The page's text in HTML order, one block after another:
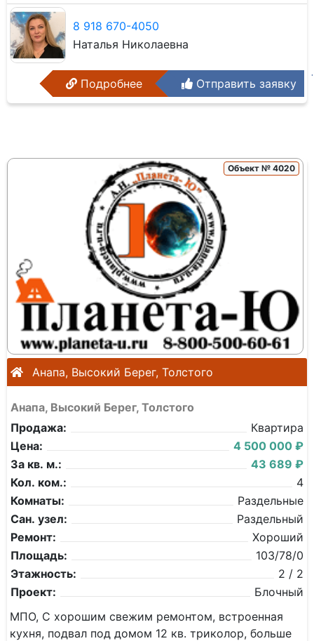
8 918 670-4050
Наталья Николаевна
Подробнее Отправить заявку
Объект № 4020
Анапа, Высокий Берег, Толстого
Анапа, Высокий Берег, Толстого
Продажа:
Квартира
Цена:
4 500 000 ₽
За кв. м.:
43 689 ₽
Кол. ком.:
4
Комнаты:
Раздельные
Сан. узел:
Раздельный
Ремонт:
Хороший
Площадь:
103/78/0
Этажность:
2 / 2
Проект:
Блочный
МПО, С хорошим свежим ремонтом, встроенная
кухня, подвал под домом 12 кв. триколор, больше